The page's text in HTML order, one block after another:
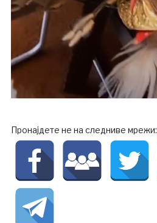
Пронајдете не на следниве мрежи: